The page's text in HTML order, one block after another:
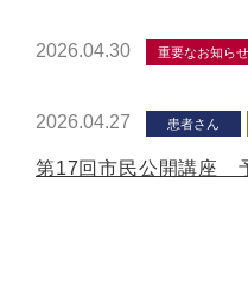
2026.04.30 重要なお知らせ
2026.04.27 患者さん
第17回市民公開講座